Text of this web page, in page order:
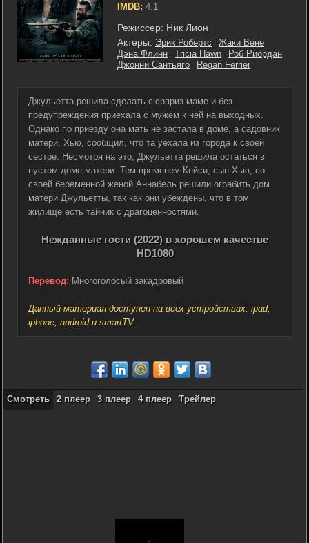
IMDB: 4.1
Режиссер: Ник Лион
Актеры: Эрик Робертс
Жаки Вене
Дэна Флинн
Tricia Hawn
Роб Риордан
Джонни Сантьяго
Regan Ferrier
Джульетта решила сделать сюрприз маме и без
предупреждения приехала с мужем к ней на выходных.
Однако по приезду она мать не застала в доме, а садовник
матери, Хью, сообщил, что та уехала из города к своей
сестре. Несмотря на это, Джульетта решила остаться в
пустом доме матери. Тем временем Кейси, сын Хью, со
своей беременной женой Аннабель решили ограбить дом
матери Джульетты, так как они убеждены, что в том
жилище есть тайник с драгоценностями.
Нежданные гости (2022) в хорошем качестве
HD1080
Перевод: Многоголосый закадровый
Данный материал доступен на всех устройствах: ipad,
iphone, android и smartTV.
Смотреть 2 плеер 3 плеер 4 плеер Трейлер